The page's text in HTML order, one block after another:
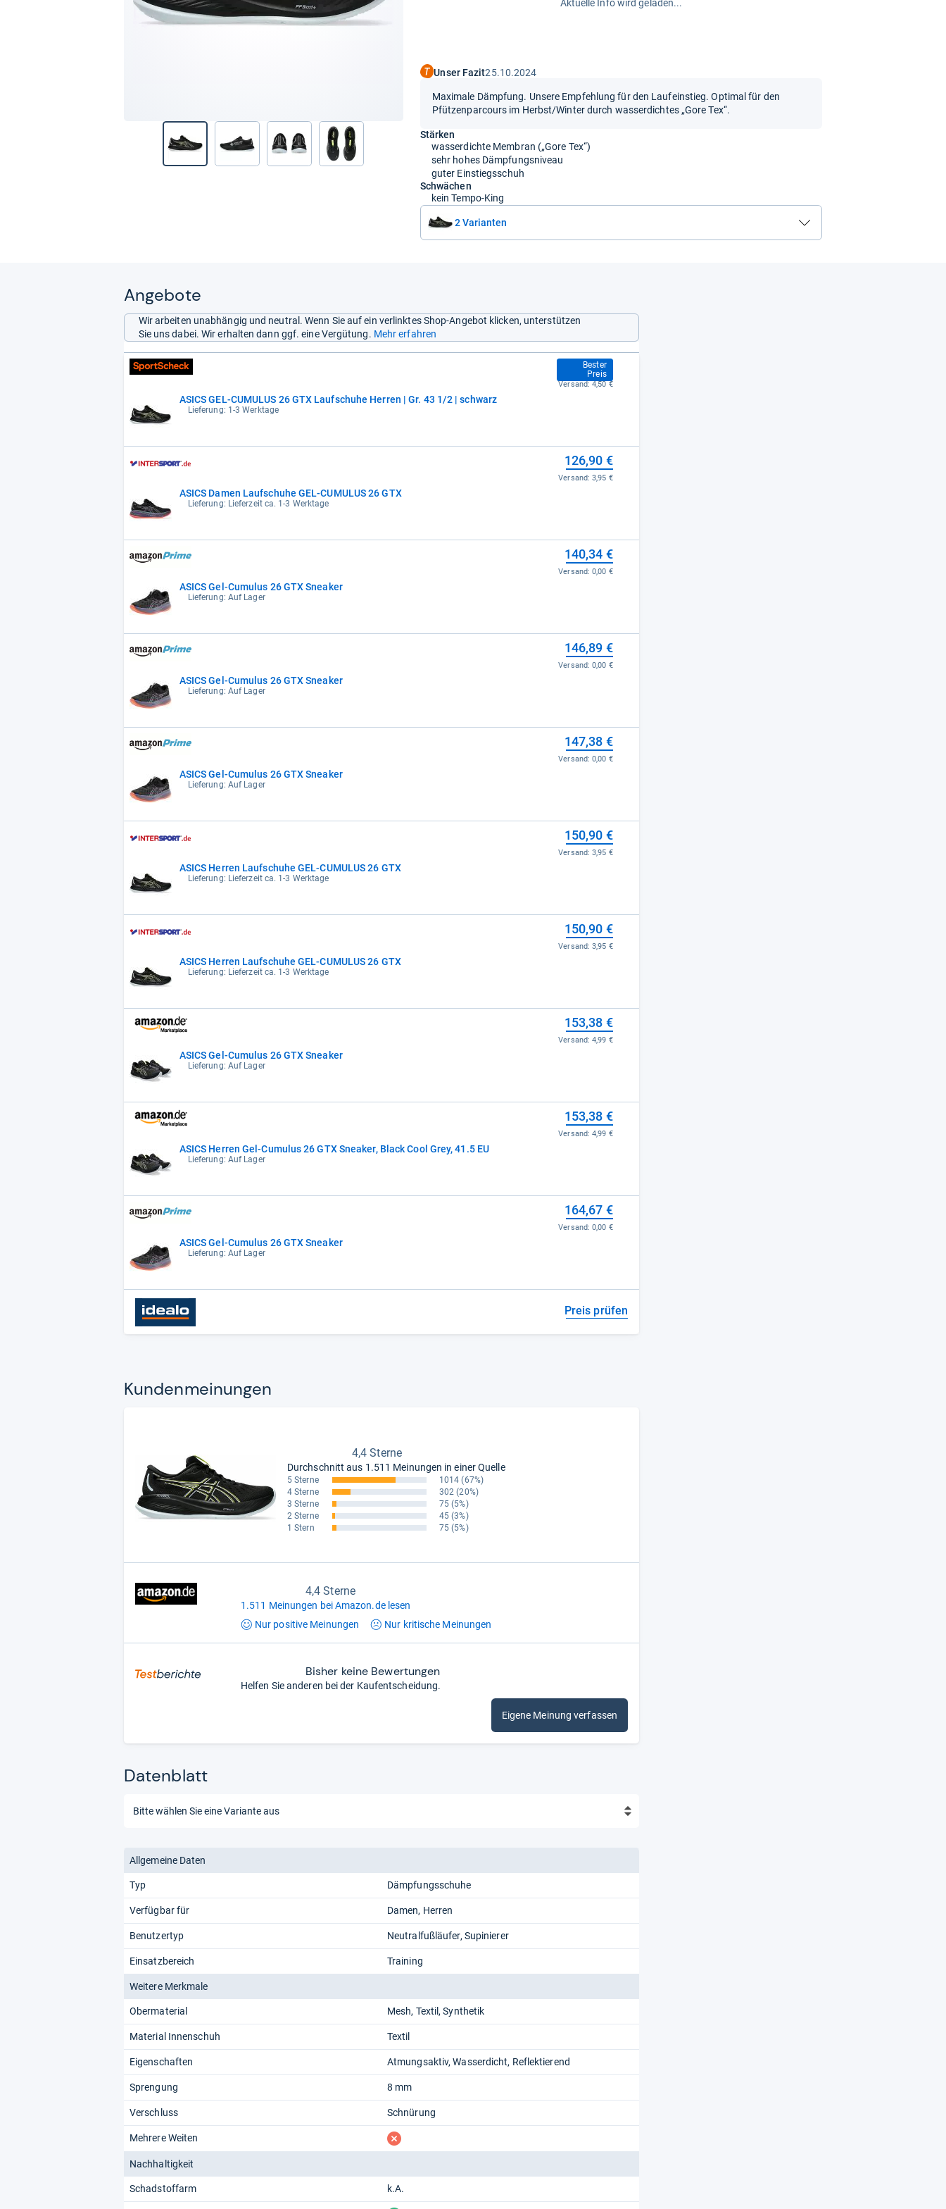
Aktuelle Info wird geladen...
Unser Fazit25.10.2024
Maximale Dämpfung. Unsere Empfehlung für den Laufeinstieg. Optimal für den
Pfützenparcours im Herbst/Winter durch wasserdichtes „Gore Tex“.
Stärken
wasserdichte Membran („Gore Tex“)
sehr hohes Dämpfungsniveau
guter Einstiegsschuh
Schwächen
kein Tempo-King
2 Varianten
Angebote
Wir arbeiten unabhängig und neutral. Wenn Sie auf ein verlinktes Shop-Angebot klicken, unterstützen
Sie uns dabei. Wir erhalten dann ggf. eine Vergütung. Mehr erfahren
ASICS GEL-CUMULUS 26 GTX Laufschuhe Herren | Gr. 43 1/2 | schwarz
Lieferung: 1-3 Werktage
Bester
Preis
112,99 €
Versand:4,50 €
ASICS Damen Laufschuhe GEL-CUMULUS 26 GTX
Lieferung: Lieferzeit ca. 1-3 Werktage
126,90 €
Versand:3,95 €
ASICS Gel-Cumulus 26 GTX Sneaker
Lieferung: Auf Lager
140,34 €
Versand:0,00 €
ASICS Gel-Cumulus 26 GTX Sneaker
Lieferung: Auf Lager
146,89 €
Versand:0,00 €
ASICS Gel-Cumulus 26 GTX Sneaker
Lieferung: Auf Lager
147,38 €
Versand:0,00 €
ASICS Herren Laufschuhe GEL-CUMULUS 26 GTX
Lieferung: Lieferzeit ca. 1-3 Werktage
150,90 €
Versand:3,95 €
ASICS Herren Laufschuhe GEL-CUMULUS 26 GTX
Lieferung: Lieferzeit ca. 1-3 Werktage
150,90 €
Versand:3,95 €
ASICS Gel-Cumulus 26 GTX Sneaker
Lieferung: Auf Lager
153,38 €
Versand:4,99 €
ASICS Herren Gel-Cumulus 26 GTX Sneaker, Black Cool Grey, 41.5 EU
Lieferung: Auf Lager
153,38 €
Versand:4,99 €
ASICS Gel-Cumulus 26 GTX Sneaker
Lieferung: Auf Lager
164,67 €
Versand:0,00 €
Preis prüfen
Kun­den­mei­nun­gen
4,4 Sterne
Durchschnitt aus 1.511 Meinungen in einer Quelle
5 Sterne 1014 (67%)
4 Sterne
302 (20%)
3 Sterne
75 (5%)
2 Sterne
45 (3%)
1 Stern
75 (5%)
4,4 Sterne
1.511 Meinungen bei Amazon.de lesen
Nur positive Meinungen Nur kritische Meinungen
Bisher keine Bewertungen
Helfen Sie anderen bei der Kaufentscheidung.
Eigene Meinung verfassen
Datenblatt
Allgemeine Daten
Typ Dämpfungsschuhe
Verfügbar für Damen Herren
Benutzertyp Neutralfußläufer Supinierer
Einsatzbereich Training
Weitere Merkmale
Obermaterial Mesh Textil Synthetik
Material Innenschuh Textil
Eigenschaften Atmungsaktiv Wasserdicht Reflektierend
Sprengung 8 mm
Verschluss Schnürung
Mehrere Weiten fehlt
Nachhaltigkeit
Schadstoffarm k.A.